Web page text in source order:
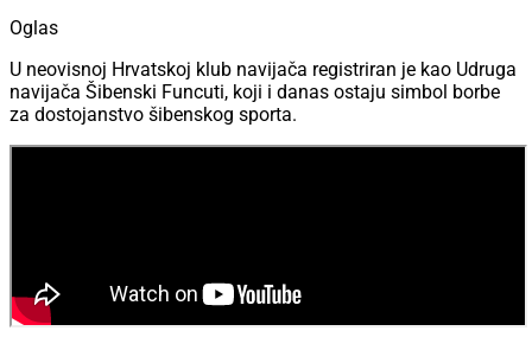
Oglas
U neovisnoj Hrvatskoj klub navijača registriran je kao Udruga
navijača Šibenski Funcuti, koji i danas ostaju simbol borbe
za dostojanstvo šibenskog sporta.